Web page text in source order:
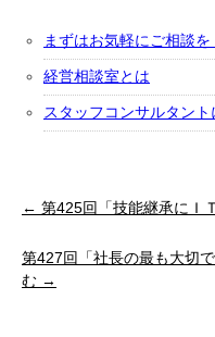
まずはお気軽にご相談を
経営相談室とは
スタッフコンサルタン
← 第425回「技能継承にＩ
第427回「社長の最も大切
む →